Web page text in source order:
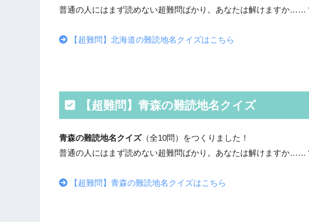
普通の人にはまず読めない超難問ばかり。あなたは解けますか……
【超難問】北海道の難読地名クイズはこちら
【超難問】青森の難読地名クイズ
青森の難読地名クイズ（全10問）をつくりました！
普通の人にはまず読めない超難問ばかり。あなたは解けますか……
【超難問】青森の難読地名クイズはこちら